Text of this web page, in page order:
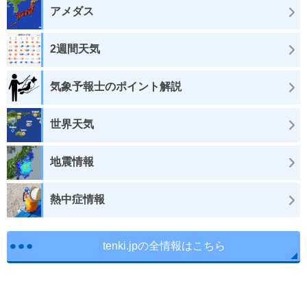
アメダス
2週間天気
気象予報士のポイント解説
世界天気
地震情報
熱中症情報
tenki.jpの全情報はこちら